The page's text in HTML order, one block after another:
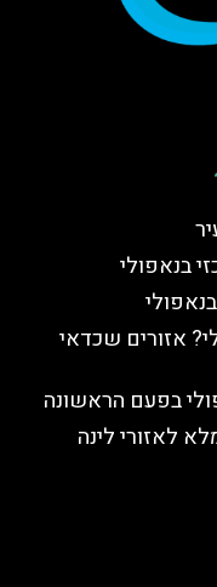
בנאפולי
אזורים שכדאי
בפעם הראשונה
לאזורי לינה